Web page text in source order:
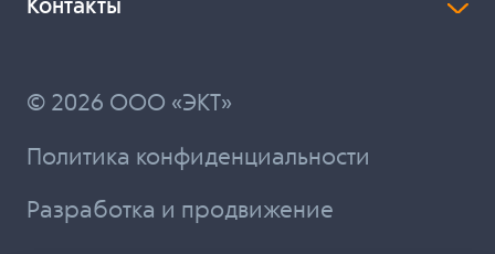
Контакты
© 2026 ООО «ЭКТ»
Политика конфиденциальности
Разработка и продвижение